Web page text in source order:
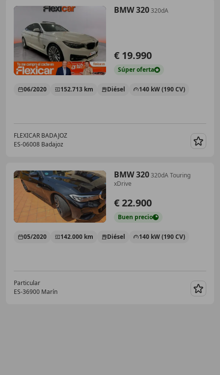
BMW 320320dA
€ 19.990
Súperoferta
06/2020 152.713 km Diésel 140 kW (190 CV)
FLEXICAR BADAJOZ
ES-06008 Badajoz
BMW 320320dA Touring
xDrive
€ 22.900
Buen precio
05/2020 142.000 km Diésel 140 kW (190 CV)
Particular
ES-36900 Marín